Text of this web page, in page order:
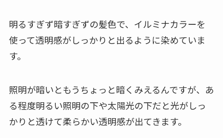
明るすぎず暗すぎずの髪色で、イルミナカラーを
使って透明感がしっかりと出るように染めていま
す。
照明が暗いともうちょっと暗くみえるんですが、あ
る程度明るい照明の下や太陽光の下だと光がしっ
かりと透けて柔らかい透明感が出てきます。